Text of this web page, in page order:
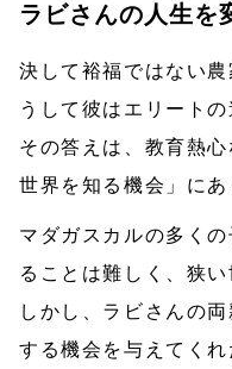
ラビさんの人生を
決して裕福ではない
うして彼はエリート
その答えは、教育熱
世界を知る機会」にあ
マダガスカルの多く
ることは難しく、狭
しかし、ラビさんの
する機会を与えてく